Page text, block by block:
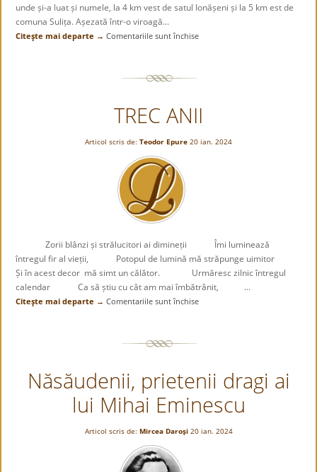
unde și-a luat și numele, la 4 km vest de satul Ionășeni și la 5 km est de
comuna Sulița. Așezată într-o viroagă...
Citeşte mai departe → Comentariile sunt închise
TREC ANII
Articol scris de: Teodor Epure 20 ian. 2024
Zorii blânzi și strălucitori ai dimineții Îmi luminează
întregul fir al vieții, Potopul de lumină mă străpunge uimitor
Și în acest decor mă simt un călător. Urmăresc zilnic întregul
calendar Ca să știu cu cât am mai îmbătrânit, ...
Citeşte mai departe → Comentariile sunt închise
Năsăudenii, prietenii dragi ai
lui Mihai Eminescu
Articol scris de: Mircea Daroşi 20 ian. 2024